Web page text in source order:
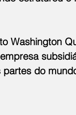
Washington
partes do